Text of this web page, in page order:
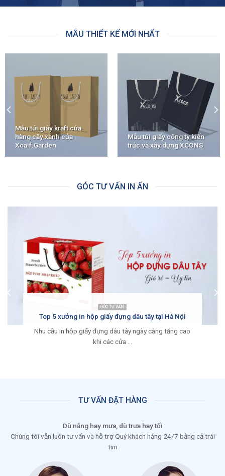
MẪU THIẾT KẾ MỚI NHẤT
Mẫu túi giấy kraft cửa
hàng cây xanh của
Xoaif.Garden
Mẫu túi giấy công ty kiến
trúc và xây dựng XCONS
GÓC TƯ VẤN IN ẤN
GÓC TƯ VẤN
Top 5 xưởng in hộp giấy đựng dâu tây tại Hà Nội
Nhu cầu in hộp giấy đựng dâu tây ngày càng tăng cao
khi các cửa ...
TƯ VẤN ĐẶT HÀNG
Dù nắng hay mưa, dù trưa hay tối
Chúng tôi vẫn luôn tư vấn và hỗ trợ Quý khách hàng 24/7 bằng cả trái
tim